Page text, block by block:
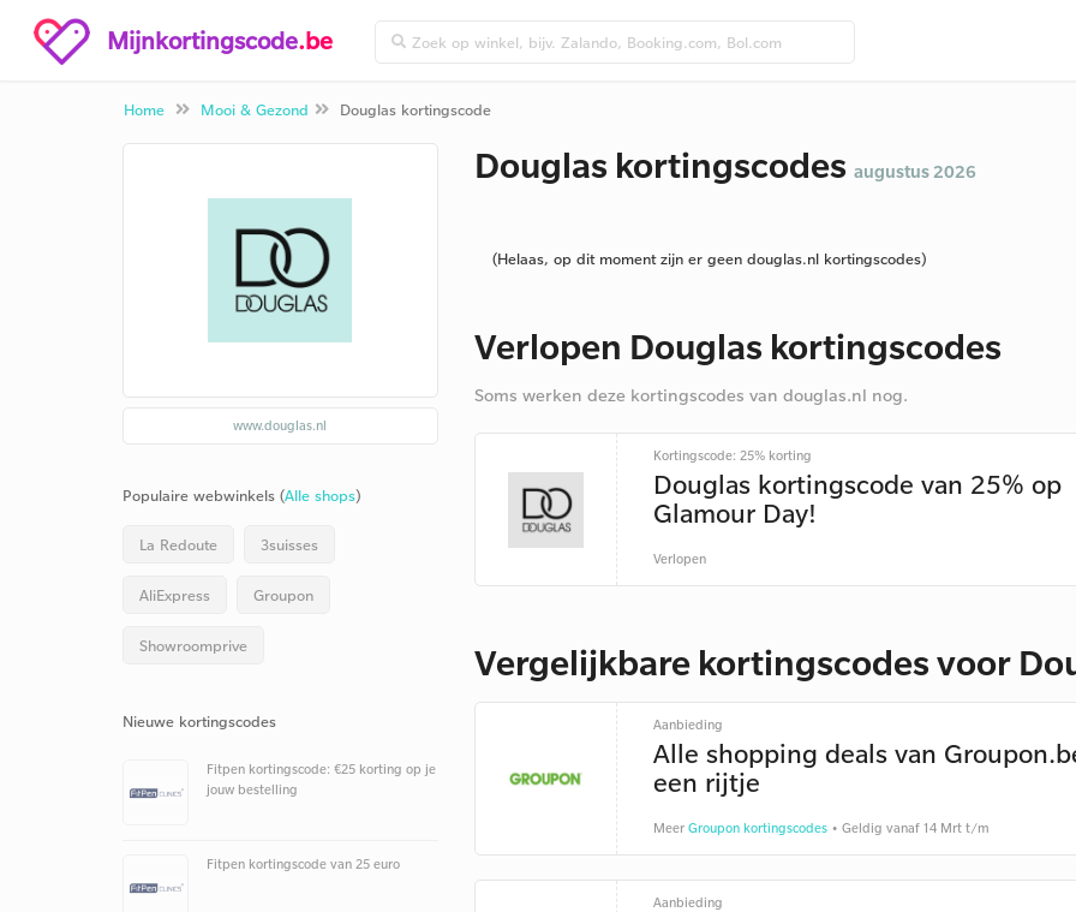
Mijnkortingscode.be
Home Mooi & Gezond Douglas kortingscode
Douglas kortingscodes augustus 2026
(Helaas, op dit moment zijn er geen douglas.nl kortingscodes)
Verlopen Douglas kortingscodes
Soms werken deze kortingscodes van douglas.nl nog.
Kortingscode: 25% korting
Douglas kortingscode van 25% op
Glamour Day!
Verlopen
Vergelijkbare kortingscodes voor
Aanbieding
Alle shopping deals van
een rijtje
Meer Groupon kortingscodes• Geldig vanaf 14 Mrt t/m
Aanbieding
www.douglas.nl
Populaire webwinkels (Alle shops)
La Redoute 3suisses
AliExpress Groupon
Showroomprive
Nieuwe kortingscodes
Fitpen kortingscode: €25 korting op je
jouw bestelling
Fitpen kortingscode van 25 euro